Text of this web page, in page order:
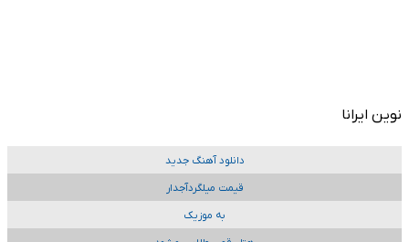
نوین ایرانا
دانلود آهنگ جدید
قیمت میلگردآجدار
به موزیک